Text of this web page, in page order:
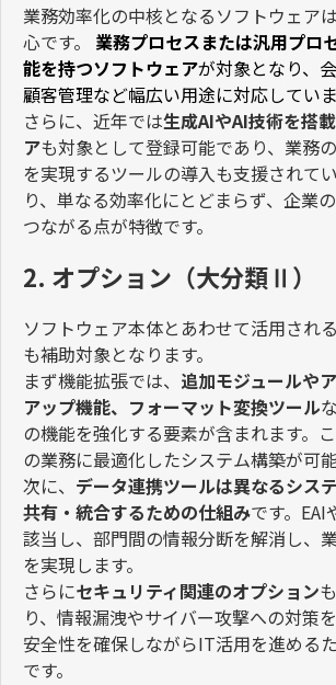
業務効率化の中核となるソフトウェア
心です。 業務プロセスまたは汎用プロ
能を持つソフトウェアが対象となり、
顧客管理など幅広い用途に対応していま
さらに、近年では生成AIやAI技術を搭
アも対象として登録可能であり、業務
を実現するツールの導入も支援されて
り、単なる効率化にとどまらず、企業
つながる点が特徴です。
2. オプション（大分類Ⅱ）
ソフトウェア本体とあわせて活用され
も補助対象となります。
まず機能拡張では、 追加モジュールや
アップ機能、フォーマット変換ツール
の機能を強化する要素が含まれます。
の業務に最適化したシステム構築が可能
次に、 データ連携ツールは異なるシス
共有・統合するための仕組みです。 EAI
該当し、部門間の情報分断を解消し、
を実現します。
さらにセキュリティ関連のオプション
り、情報漏洩やサイバー攻撃への対策
安全性を確保しながらIT活用を進める
です。